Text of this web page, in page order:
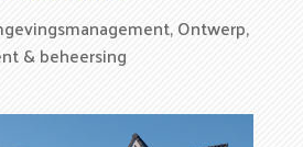
,Ontwerp,
& beheersing